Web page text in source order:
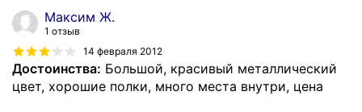
Максим Ж.
1 отзыв
14 февраля 2012
Достоинства: Большой, красивый металлический
цвет, хорошие полки, много места внутри, цена